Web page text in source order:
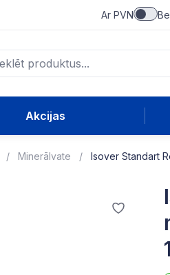
Ar PVN
Akcijas
Minerālvate Isover Standart